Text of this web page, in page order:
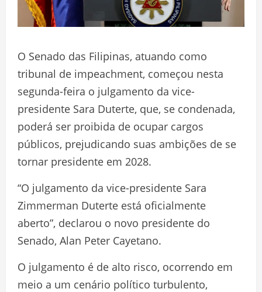
O Senado das Filipinas, atuando como
tribunal de impeachment, começou nesta
segunda-feira o julgamento da vice-
presidente Sara Duterte, que, se condenada,
poderá ser proibida de ocupar cargos
públicos, prejudicando suas ambições de se
tornar presidente em 2028.
“O julgamento da vice-presidente Sara
Zimmerman Duterte está oficialmente
aberto”, declarou o novo presidente do
Senado, Alan Peter Cayetano.
O julgamento é de alto risco, ocorrendo em
meio a um cenário político turbulento,